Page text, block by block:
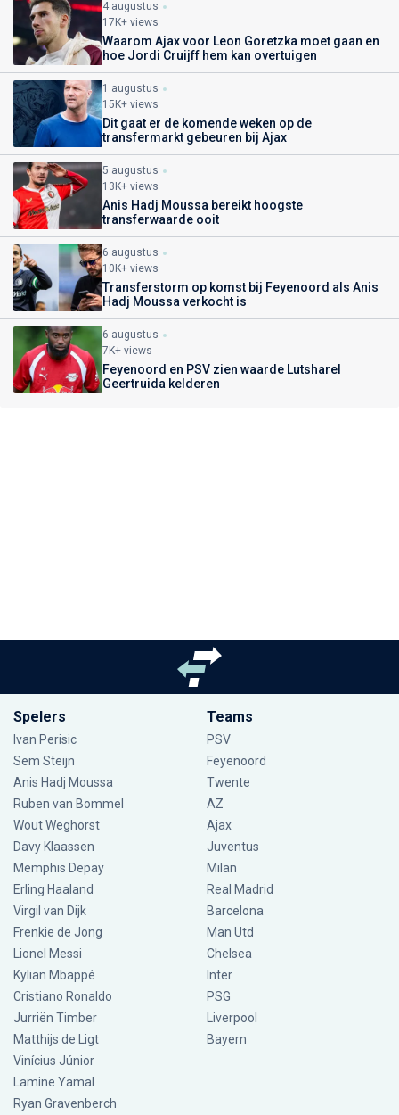
4 augustus
17K+ views
Waarom Ajax voor Leon Goretzka moet gaan en
hoe Jordi Cruijff hem kan overtuigen
1 augustus
15K+ views
Dit gaat er de komende weken op de
transfermarkt gebeuren bij Ajax
5 augustus
13K+ views
Anis Hadj Moussa bereikt hoogste
transferwaarde ooit
6 augustus
10K+ views
Transferstorm op komst bij Feyenoord als Anis
Hadj Moussa verkocht is
6 augustus
7K+ views
Feyenoord en PSV zien waarde Lutsharel
Geertruida kelderen
Spelers
Ivan Perisic
Sem Steijn
Anis Hadj Moussa
Ruben van Bommel
Wout Weghorst
Davy Klaassen
Memphis Depay
Erling Haaland
Virgil van Dijk
Frenkie de Jong
Lionel Messi
Kylian Mbappé
Cristiano Ronaldo
Jurriën Timber
Matthijs de Ligt
Vinícius Júnior
Lamine Yamal
Ryan Gravenberch
Teams
PSV
Feyenoord
Twente
AZ
Ajax
Juventus
Milan
Real Madrid
Barcelona
Man Utd
Chelsea
Inter
PSG
Liverpool
Bayern